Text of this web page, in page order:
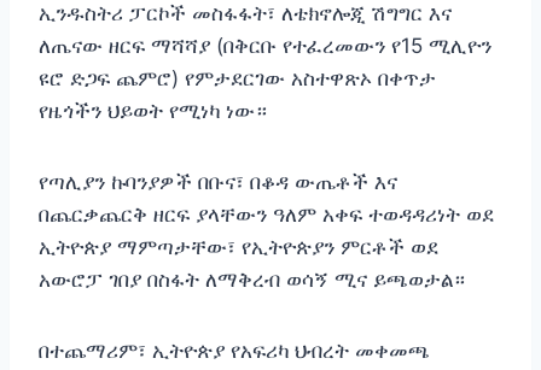
ኢንዱስትሪ ፓርኮች መስፋፋት፣ ለቴክኖሎጂ ሽግግር እና
ለጤናው ዘርፍ ማሻሻያ (በቅርቡ የተፈረመውን የ15 ሚሊዮን
ዩሮ ድጋፍ ጨምሮ) የምታደርገው አስተዋጽኦ በቀጥታ
የዜጎችን ህይወት የሚነካ ነው።
የጣሊያን ኩባንያዎች በቡና፣ በቆዳ ውጤቶች እና
በጨርቃጨርቅ ዘርፍ ያላቸውን ዓለም አቀፍ ተወዳዳሪነት ወደ
ኢትዮጵያ ማምጣታቸው፣ የኢትዮጵያን ምርቶች ወደ
አውሮፓ ገበያ በስፋት ለማቅረብ ወሳኝ ሚና ይጫወታል።
በተጨማሪም፣ ኢትዮጵያ የአፍሪካ ህብረት መቀመጫ